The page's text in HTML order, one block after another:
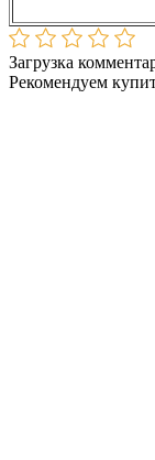
Загрузка
Рекомендуем